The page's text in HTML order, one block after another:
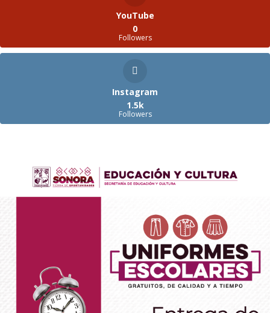
YouTube
0
Followers
Instagram
1.5k
Followers